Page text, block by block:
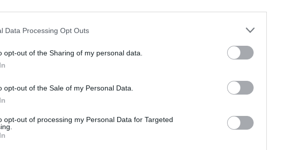
Data Processing Opt Outs
opt-out of the Sharing of my personal data.
opt-out of the Sale of my Personal Data.
opt-out of processing my Personal Data for Targeted
Scally -7 0 (0)
2025/26
Elfadli -7
Zentner -6 0 (0)
2025/26
Mikelbrencis
2025/26
Vavro
Scally